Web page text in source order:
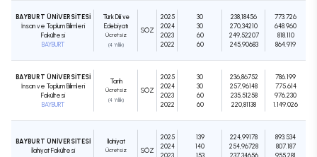
BAYBURT ÜNİVERSİTESİ
İnsan ve Toplum Bilimleri
Fakültesi
BAYBURT
Türk Dili ve
Edebiyatı
Ücretsiz
(4 Yıllık)
SÖZ
2025
2024
2023
2022
30
30
60
60
238,18456
270,34210
249,52207
245,90683
773.726
648.960
818.110
864.919
BAYBURT ÜNİVERSİTESİ
İnsan ve Toplum Bilimleri
Fakültesi
BAYBURT
Tarih
Ücretsiz
(4 Yıllık)
SÖZ
2025
2024
2023
2022
30
30
60
60
236,86752
257,96148
235,51258
220,81138
786.199
775.614
976.230
1.149.026
BAYBURT ÜNİVERSİTESİ
İlahiyat Fakültesi
İlahiyat
Ücretsiz SÖZ
2025
2024
2023
139
140
153
224,99178
254,96728
237,34656
893.534
807.187
955.281